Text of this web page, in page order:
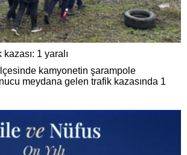
kazası: 1 yaralı
ilçesinde kamyonetin şarampole
meydana gelen trafik kazasında 1